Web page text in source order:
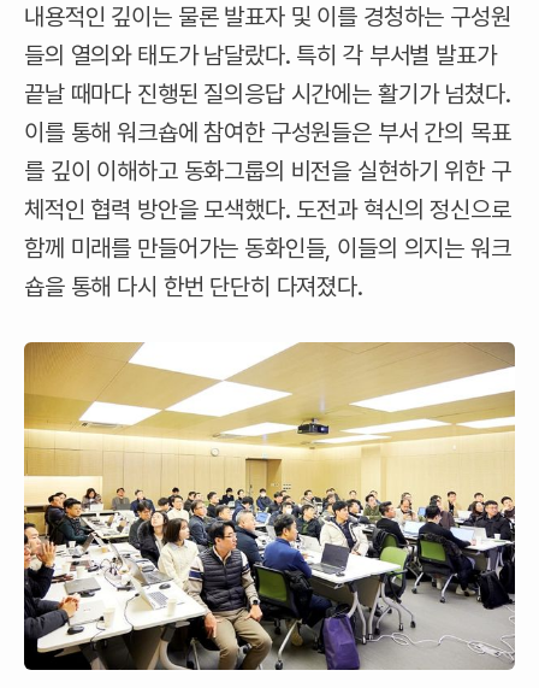
내용적인 깊이는 물론 발표자 및 이를 경청하는 구성원
들의 열의와 태도가 남달랐다. 특히 각 부서별 발표가
끝날 때마다 진행된 질의응답 시간에는 활기가 넘쳤다.
이를 통해 워크숍에 참여한 구성원들은 부서 간의 목표
를 깊이 이해하고 동화그룹의 비전을 실현하기 위한 구
체적인 협력 방안을 모색했다. 도전과 혁신의 정신으로
함께 미래를 만들어가는 동화인들, 이들의 의지는 워크
숍을 통해 다시 한번 단단히 다져졌다.